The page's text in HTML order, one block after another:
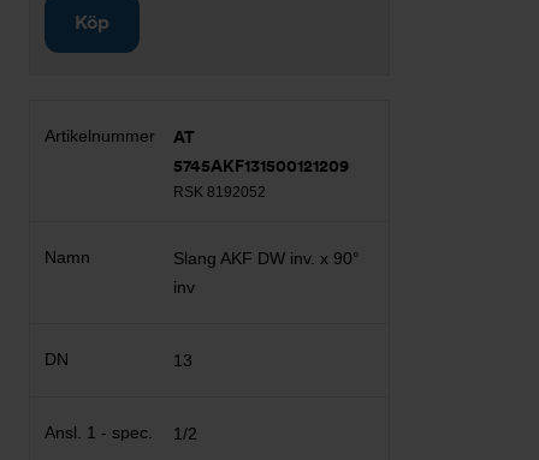
Köp
AT
5745AKF131500121209
RSK 8192052
Slang AKF DW inv. x 90°
inv
13
1/2